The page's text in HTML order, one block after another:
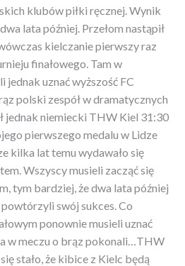
klubów piłki ręcznej. Wynik
lata później. Przełom nastąpił
kielczanie pierwszy raz
finałowego. Tam w
jednak uznać wyższość FC
polski zespół w dramatycznych
jednak niemiecki THW Kiel 31:30
pierwszego medalu w Lidze
kilka lat temu wydawało się
Wszyscy musieli zacząć się
tym bardziej, że dwa lata później
powtórzyli swój sukces. Co
ponownie musieli uznać
w meczu o brąz pokonali…THW
stało, że kibice z Kielc będą